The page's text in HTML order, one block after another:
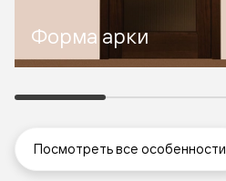
Форма арки
Посмотреть все особенности